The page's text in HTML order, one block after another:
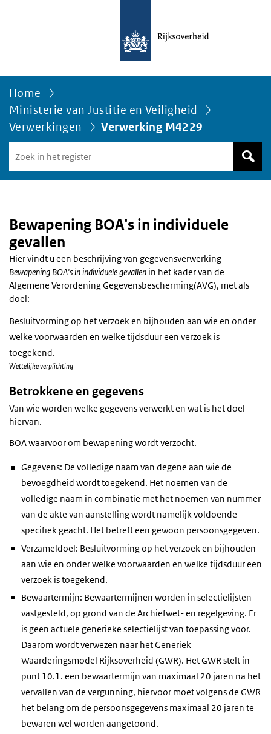
Home
Ministerie van Justitie en Veiligheid
Verwerkingen
Verwerking M4229
in
het
Bewapening BOA's in individuele
gevallen
Hier vindt u een beschrijving van gegevensverwerking
Bewapening BOA's in individuele gevallen in het kader van de
Algemene Verordening Gegevensbescherming(AVG), met als
doel:
Besluitvorming op het verzoek en bijhouden aan wie en onder
welke voorwaarden en welke tijdsduur een verzoek is
toegekend.
Wettelijke verplichting
Betrokkene en gegevens
Van wie worden welke gegevens verwerkt en wat is het doel
hiervan.
BOA waarvoor om bewapening wordt verzocht.
Gegevens: De volledige naam van degene aan wie de
bevoegdheid wordt toegekend. Het noemen van de
volledige naam in combinatie met het noemen van nummer
van de akte van aanstelling wordt namelijk voldoende
specifiek geacht. Het betreft een gewoon persoonsgegeven.
Verzameldoel: Besluitvorming op het verzoek en bijhouden
aan wie en onder welke voorwaarden en welke tijdsduur een
verzoek is toegekend.
Bewaartermijn: Bewaartermijnen worden in selectielijsten
vastgesteld, op grond van de Archiefwet- en regelgeving. Er
is geen actuele generieke selectielijst van toepassing voor.
Daarom wordt verwezen naar het Generiek
Waarderingsmodel Rijksoverheid (GWR). Het GWR stelt in
punt 10.1. een bewaartermijn van maximaal 20 jaren na het
vervallen van de vergunning, hiervoor moet volgens de GWR
het belang om de persoonsgegevens maximaal 20 jaren te
bewaren wel worden aangetoond.